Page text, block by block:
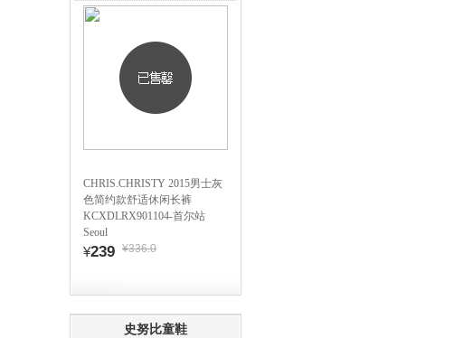
CHRIS.CHRISTY 2015男士灰
色简约款舒适休闲长裤
KCXDLRX901104-首尔站
Seoul
¥239 ¥336.0
史努比童鞋